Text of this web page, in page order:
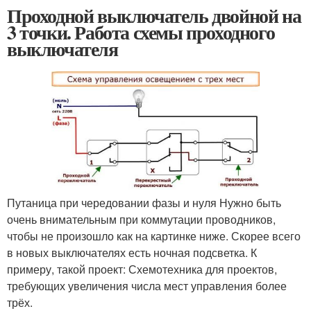
Проходной выключатель двойной на
3 точки. Работа схемы проходного
выключателя
Путаница при чередовании фазы и нуля Нужно быть
очень внимательным при коммутации проводников,
чтобы не произошло как на картинке ниже. Скорее всего
в новых выключателях есть ночная подсветка. К
примеру, такой проект: Схемотехника для проектов,
требующих увеличения числа мест управления более
трёх.